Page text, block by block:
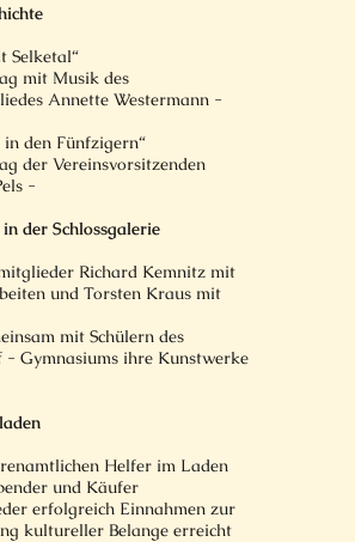
Selketal“
mit Musik des
Annette Westermann -
in den Fünfzigern“
der Vereinsvorsitzenden
-
der Schlossgalerie
Richard Kemnitz mit
und Torsten Kraus mit
mit Schülern des
Gymnasiums ihre Kunstwerke
Helfer im Laden
und Käufer
erfolgreich Einnahmen zur
kultureller Belange erreicht